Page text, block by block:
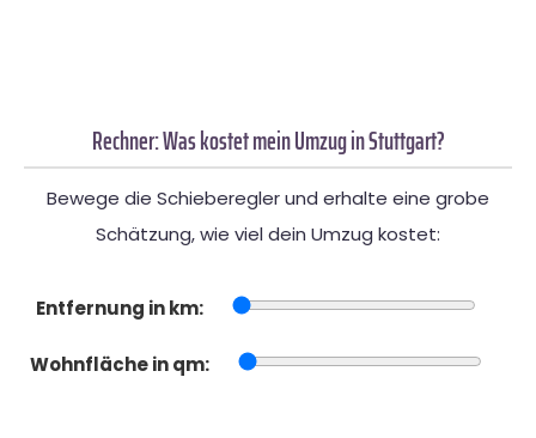
Rechner: Was kostet mein Umzug in Stuttgart?
Bewege die Schieberegler und erhalte eine grobe
Schätzung, wie viel dein Umzug kostet:
Entfernung in km:
Wohnfläche in qm: